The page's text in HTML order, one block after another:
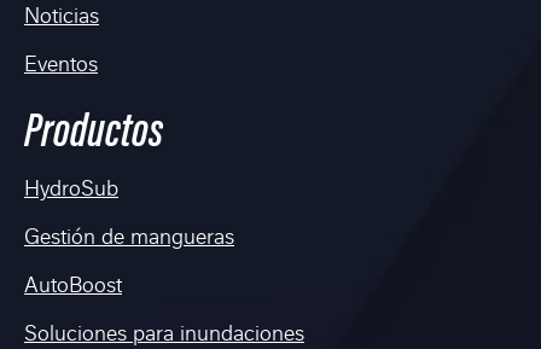
Noticias
Eventos
Productos
HydroSub
Gestión de mangueras
AutoBoost
Soluciones para inundaciones